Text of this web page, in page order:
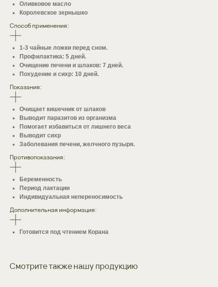
Оливковое масло
Королевское зернышко
Способ применения:
1-3 чайные ложки перед сном.
Профилактика: 5 дней.
Очищение печени и шлаков: 7 дней.
Похудение и сихр: 10 дней.
Показания:
Очищает кишечник от шлаков
Выводит паразитов из организма
Помогает избавиться от лишнего веса
Выводит сихр
Заболевания печени, желчного пузыря.
Противопоказания:
Беременность
Период лактации
Индивидуальная непереносимость
Дополнительная информация:
Готовится под чтением Корана
Смотрите также нашу продукцию
Хотите сделать оптовый
по приему добавок,или
задать вопрос?